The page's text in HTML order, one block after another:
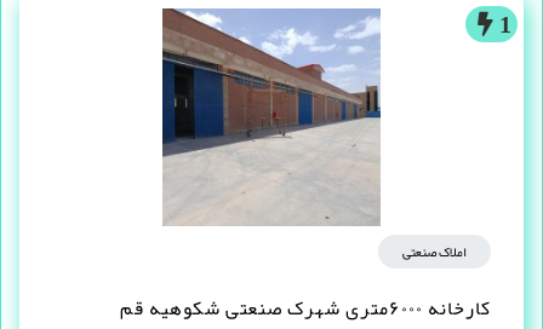
1
املاک صنعتی
کارخانه ۶۰۰۰متری شهرک صنعتی شکوهیه قم